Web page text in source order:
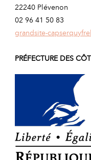
22240 Plévenon
02 96 41 50 83
grandsite-
PRÉFECTURE DES